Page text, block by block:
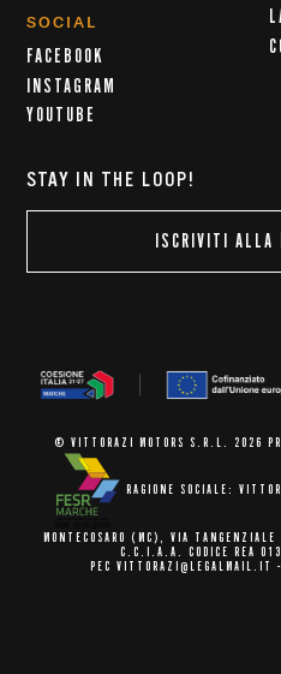
SOCIAL
FACEBOOK
INSTAGRAM
YOUTUBE
STAY IN THE LOOP!
ISCRIVITI ALLA
© VITTORAZI MOTORS S.R.L. 2026
RAGIONE SOCIALE:
MONTECOSARO (MC), VIA
C.C.I.A.A. CODICE REA
PEC VITTORAZI@LEGALMAIL.IT -